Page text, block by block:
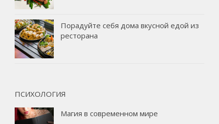
Порадуйте себя дома вкусной едой из
ресторана
ПСИХОЛОГИЯ
Магия в современном мире